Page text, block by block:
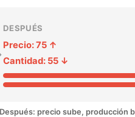
DESPUÉS
Precio:75 ↑
Cantidad: 55 ↓
Después: precio sube, producción